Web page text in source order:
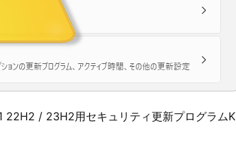
/ 23H2用セキュリティ更新プログラムK